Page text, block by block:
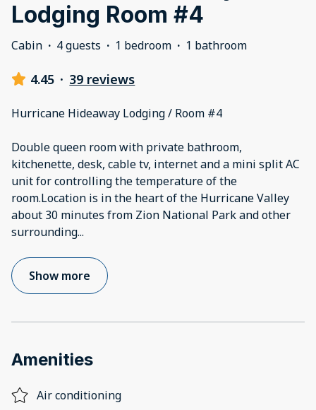
Lodging Room #4
Cabin · 4 guests · 1 bedroom · 1 bathroom
4.45 · 39 reviews
Hurricane Hideaway Lodging / Room #4
Double queen room with private bathroom,
kitchenette, desk, cable tv, internet and a mini split AC
unit for controlling the temperature of the
room.Location is in the heart of the Hurricane Valley
about 30 minutes from Zion National Park and other
surrounding...
Show more
Amenities
Air conditioning